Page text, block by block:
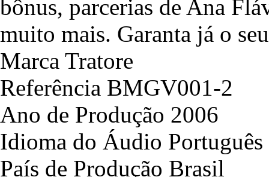
bônus, parcerias de Ana
muito mais. Garanta já o
Marca Tratore
Referência BMGV001-2
Ano de Produção 2006
Idioma do Áudio Português
País de Produção Brasil